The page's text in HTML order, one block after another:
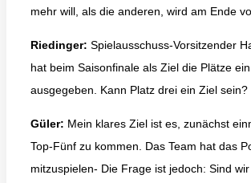
mehr will, als die anderen, wird am Ende
Riedinger: Spielausschuss-Vorsitzender
hat beim Saisonfinale als Ziel die Plätze
ausgegeben. Kann Platz drei ein Ziel sein?
Güler: Mein klares Ziel ist es, zunächst
Top-Fünf zu kommen. Das Team hat das
mitzuspielen- Die Frage ist jedoch: Sind